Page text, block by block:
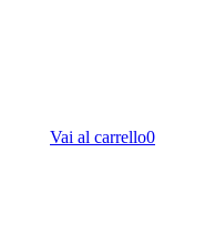
Vai al carrello0